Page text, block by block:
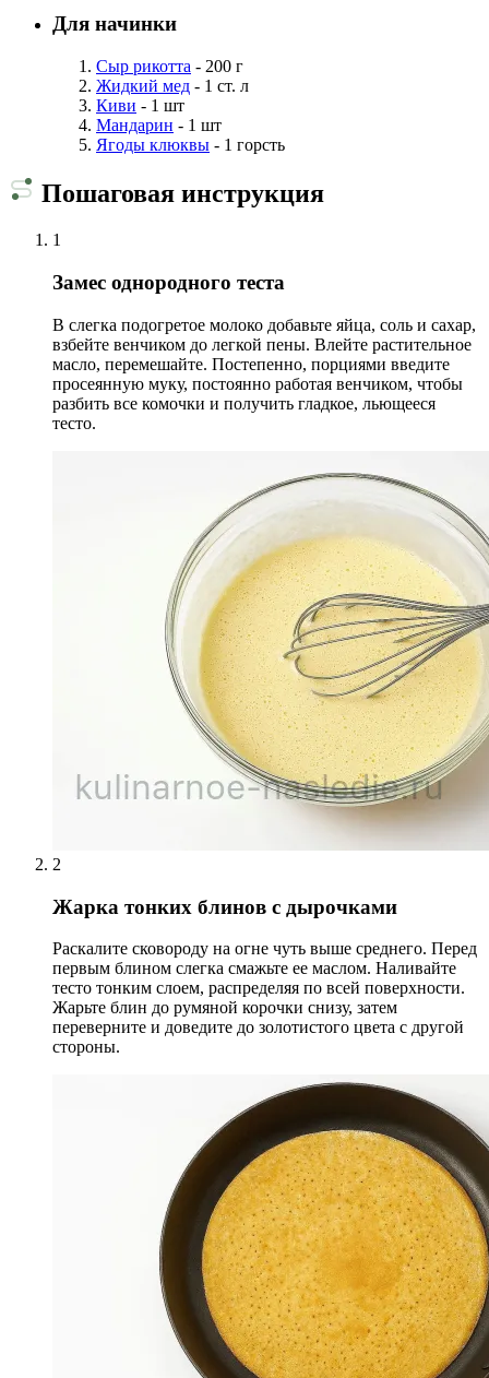
Для начинки
Сыр рикотта - 200 г
Жидкий мед - 1 ст. л
Киви - 1 шт
Мандарин - 1 шт
Ягоды клюквы - 1 горсть
Пошаговая инструкция
1
Замес однородного теста
В слегка подогретое молоко добавьте яйца, соль и сахар,
взбейте венчиком до легкой пены. Влейте растительное
масло, перемешайте. Постепенно, порциями введите
просеянную муку, постоянно работая венчиком, чтобы
разбить все комочки и получить гладкое, льющееся
тесто.
2
Жарка тонких блинов с дырочками
Раскалите сковороду на огне чуть выше среднего. Перед
первым блином слегка смажьте ее маслом. Наливайте
тесто тонким слоем, распределяя по всей поверхности.
Жарьте блин до румяной корочки снизу, затем
переверните и доведите до золотистого цвета с другой
стороны.